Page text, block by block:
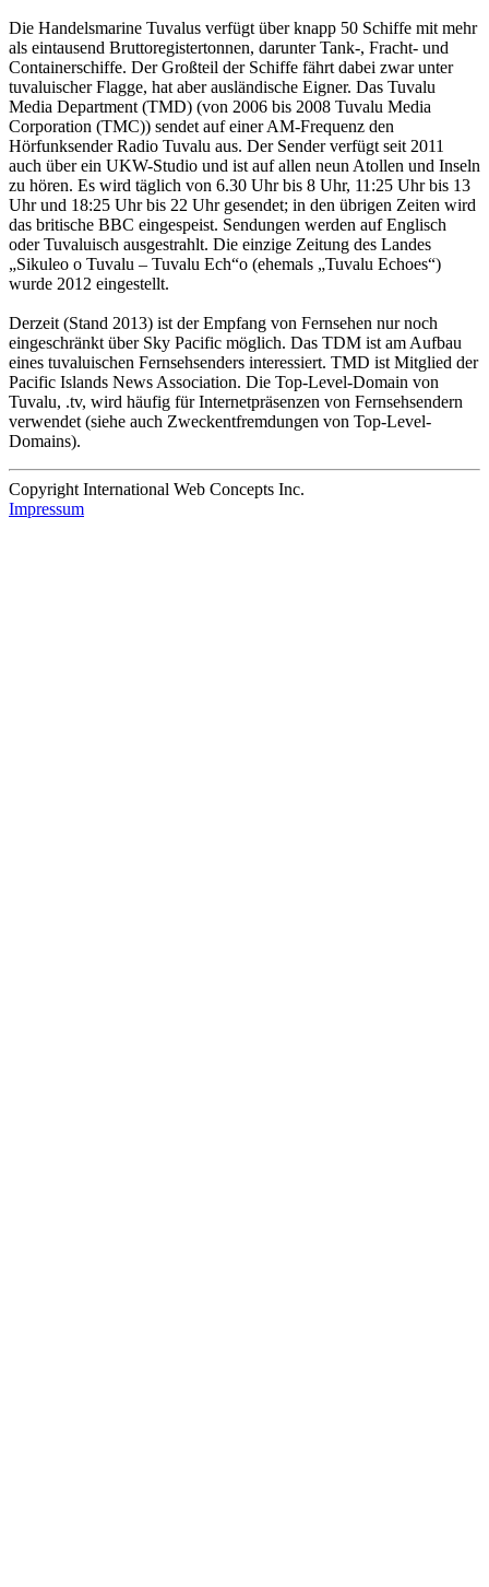
Die Handelsmarine Tuvalus verfügt über knapp 50 Schiffe mit mehr
als eintausend Bruttoregistertonnen, darunter Tank-, Fracht- und
Containerschiffe. Der Großteil der Schiffe fährt dabei zwar unter
tuvaluischer Flagge, hat aber ausländische Eigner. Das Tuvalu
Media Department (TMD) (von 2006 bis 2008 Tuvalu Media
Corporation (TMC)) sendet auf einer AM-Frequenz den
Hörfunksender Radio Tuvalu aus. Der Sender verfügt seit 2011
auch über ein UKW-Studio und ist auf allen neun Atollen und Inseln
zu hören. Es wird täglich von 6.30 Uhr bis 8 Uhr, 11:25 Uhr bis 13
Uhr und 18:25 Uhr bis 22 Uhr gesendet; in den übrigen Zeiten wird
das britische BBC eingespeist. Sendungen werden auf Englisch
oder Tuvaluisch ausgestrahlt. Die einzige Zeitung des Landes
„Sikuleo o Tuvalu – Tuvalu Ech“o (ehemals „Tuvalu Echoes“)
wurde 2012 eingestellt.
Derzeit (Stand 2013) ist der Empfang von Fernsehen nur noch
eingeschränkt über Sky Pacific möglich. Das TDM ist am Aufbau
eines tuvaluischen Fernsehsenders interessiert. TMD ist Mitglied der
Pacific Islands News Association. Die Top-Level-Domain von
Tuvalu, .tv, wird häufig für Internetpräsenzen von Fernsehsendern
verwendet (siehe auch Zweckentfremdungen von Top-Level-
Domains).
Copyright International Web Concepts Inc.
Impressum